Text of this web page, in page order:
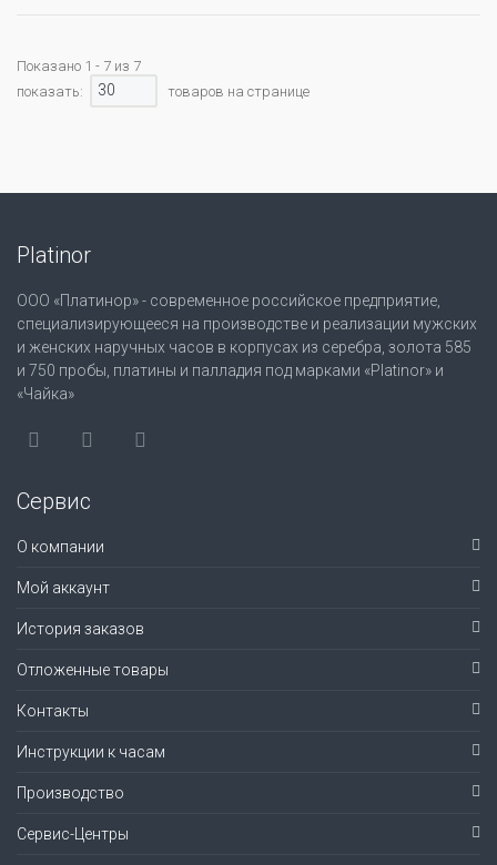
Показано 1 - 7 из 7
показать:
30 товаров на странице
Platinor
ООО «Платинор» - современное российское предприятие,
специализирующееся на производстве и реализации мужских
и женских наручных часов в корпусах из серебра, золота 585
и 750 пробы, платины и палладия под марками «Platinor» и
«Чайка»
Сервис
О компании
Мой аккаунт
История заказов
Отложенные товары
Контакты
Инструкции к часам
Производство
Сервис-Центры